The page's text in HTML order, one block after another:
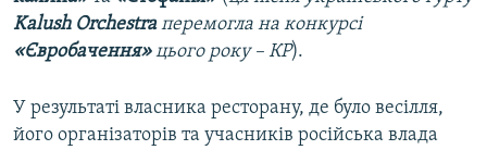
Kalush Orchestraперемогла на конкурсі
«Євробачення»цього року – КР).
У результаті власника ресторану, де було весілля,
його організаторів та учасників російська влада